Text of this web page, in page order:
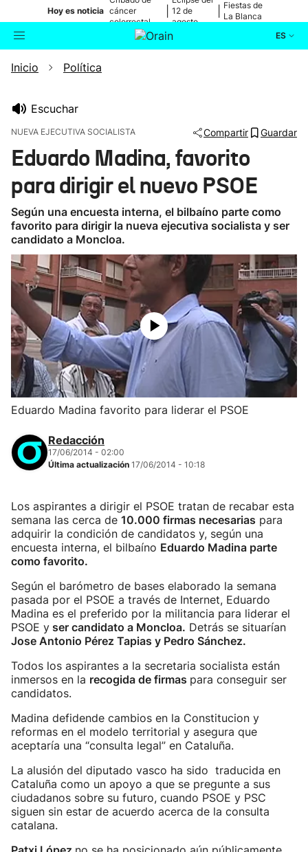
Hoy es noticia cáncer
colorrectal
12 de
agosto
Fiestas de
La Blanca
ES
Buscador
Ikusmiran
Eguraldia
Inicio Política
Escuchar
NUEVA EJECUTIVA SOCIALISTA Compartir Guardar
Eduardo Madina, favorito
para dirigir el nuevo PSOE
Según una encuesta interna, el bilbaíno parte como
favorito para dirigir la nueva ejecutiva socialista y ser
candidato a Moncloa.
Eduardo Madina favorito para liderar el PSOE
Redacción
17/06/2014 - 02:00
Última actualización 17/06/2014 - 10:18
Los aspirantes a dirigir el PSOE tratan de recabar esta
semana las cerca de 10.000 firmas necesarias para
adquirir la condición de candidatos y, según una
encuesta interna, el bilbaíno Eduardo Madina parte
como favorito.
Según el barómetro de bases elaborado la semana
pasada por el PSOE a través de Internet, Eduardo
Madina es el preferido por la militancia para liderar el
PSOE y ser candidato a Moncloa. Detrás se situarían
Jose Antonio Pérez Tapias y Pedro Sánchez.
Todos los aspirantes a la secretaria socialista están
inmersos en la recogida de firmas para conseguir ser
candidatos.
Madina defidende cambios en la Constitucion y
reformas en el modelo territorial y asegura que
aceptaría una “consulta legal” en Cataluña.
La alusión del diputado vasco ha sido traducida en
Cataluña como un apoyo a que se pregunte a sus
ciudadanos sobre su futuro, cuando PSOE y PSC
siguen sin estar de acuerdo acerca de la consulta
catalana.